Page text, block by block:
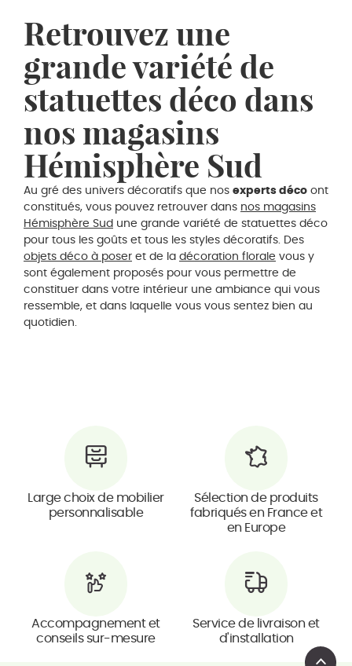
Retrouvez une
grande variété de
statuettes déco dans
nos magasins
Hémisphère Sud
Au gré des univers décoratifs que nos experts déco ont
constitués, vous pouvez retrouver dans nos magasins
Hémisphère Sud une grande variété de statuettes déco
pour tous les goûts et tous les styles décoratifs. Des
objets déco à poser et de la décoration florale vous y
sont également proposés pour vous permettre de
constituer dans votre intérieur une ambiance qui vous
ressemble, et dans laquelle vous vous sentez bien au
quotidien.
Large choix de mobilier
personnalisable
Sélection de produits
fabriqués en France et
en Europe
Accompagnement et
conseils sur-mesure
Service de livraison et
d'installation